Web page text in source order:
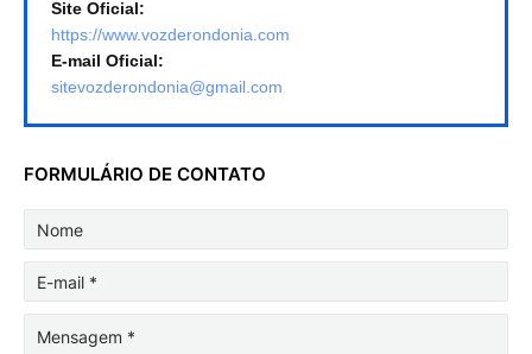
Site Oficial:
https://www.vozderondonia.com
E-mail Oficial:
sitevozderondonia@gmail.com
FORMULÁRIO DE CONTATO